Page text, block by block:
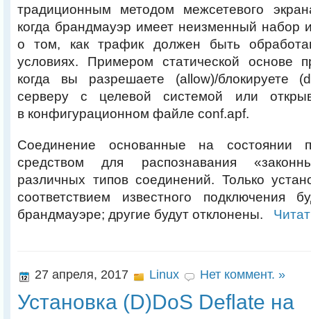
традиционным методом межсетевого
когда брандмауэр имеет неизменный набор
о том, как трафик должен быть
условиях. Примером статической основе
когда вы разрешаете (allow)/блокируете
серверу с целевой системой или
в конфигурационном файле conf.apf.
Соединение основанные на состоянии
средством для распознавания
различных типов соединений. Только
соответствием известного подключения
брандмауэре; другие будут отклонены.
27 апреля, 2017 Linux Нет коммент. »
Установка (D)DoS Deflate на